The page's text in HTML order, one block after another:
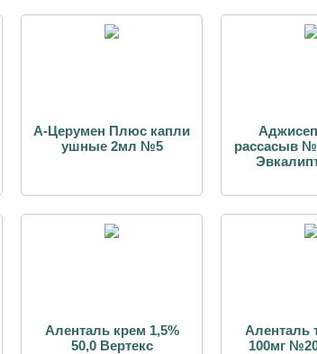
А-Церумен Плюс капли
ушные 2мл №5
рассасыв
Аленталь крем 1,5%
50,0 Вертекс
Аленталь
100мг